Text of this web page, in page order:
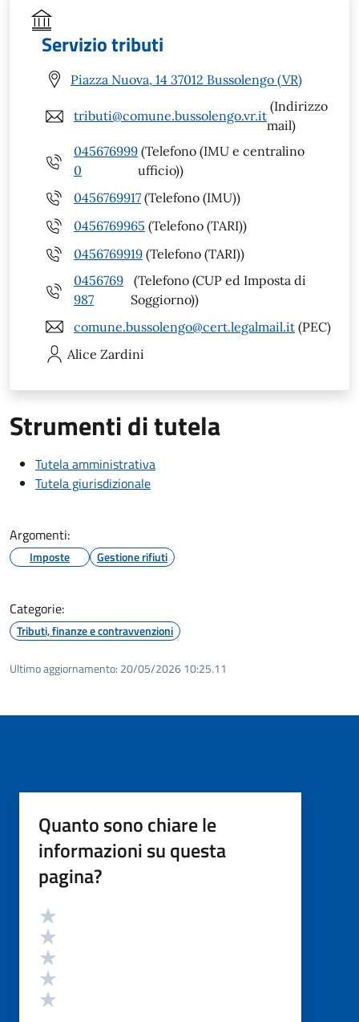
Servizio tributi
Piazza Nuova, 14 37012 Bussolengo (VR)
tributi@comune.bussolengo.vr.it
(Indirizzo
mail)
045676999
0
(Telefono (IMU e centralino
ufficio))
0456769917 (Telefono (IMU))
0456769965 (Telefono (TARI))
0456769919 (Telefono (TARI))
0456769
987
(Telefono (CUP ed Imposta di
Soggiorno))
comune.bussolengo@cert.legalmail.it (PEC)
Alice Zardini
Strumenti di tutela
Tutela amministrativa
Tutela giurisdizionale
Argomenti:
Imposte Gestione rifiuti
Categorie:
Tributi, finanze e contravvenzioni
Ultimo aggiornamento: 20/05/2026 10:25.11
Quanto sono chiare le
informazioni su questa
pagina?
Valutazione